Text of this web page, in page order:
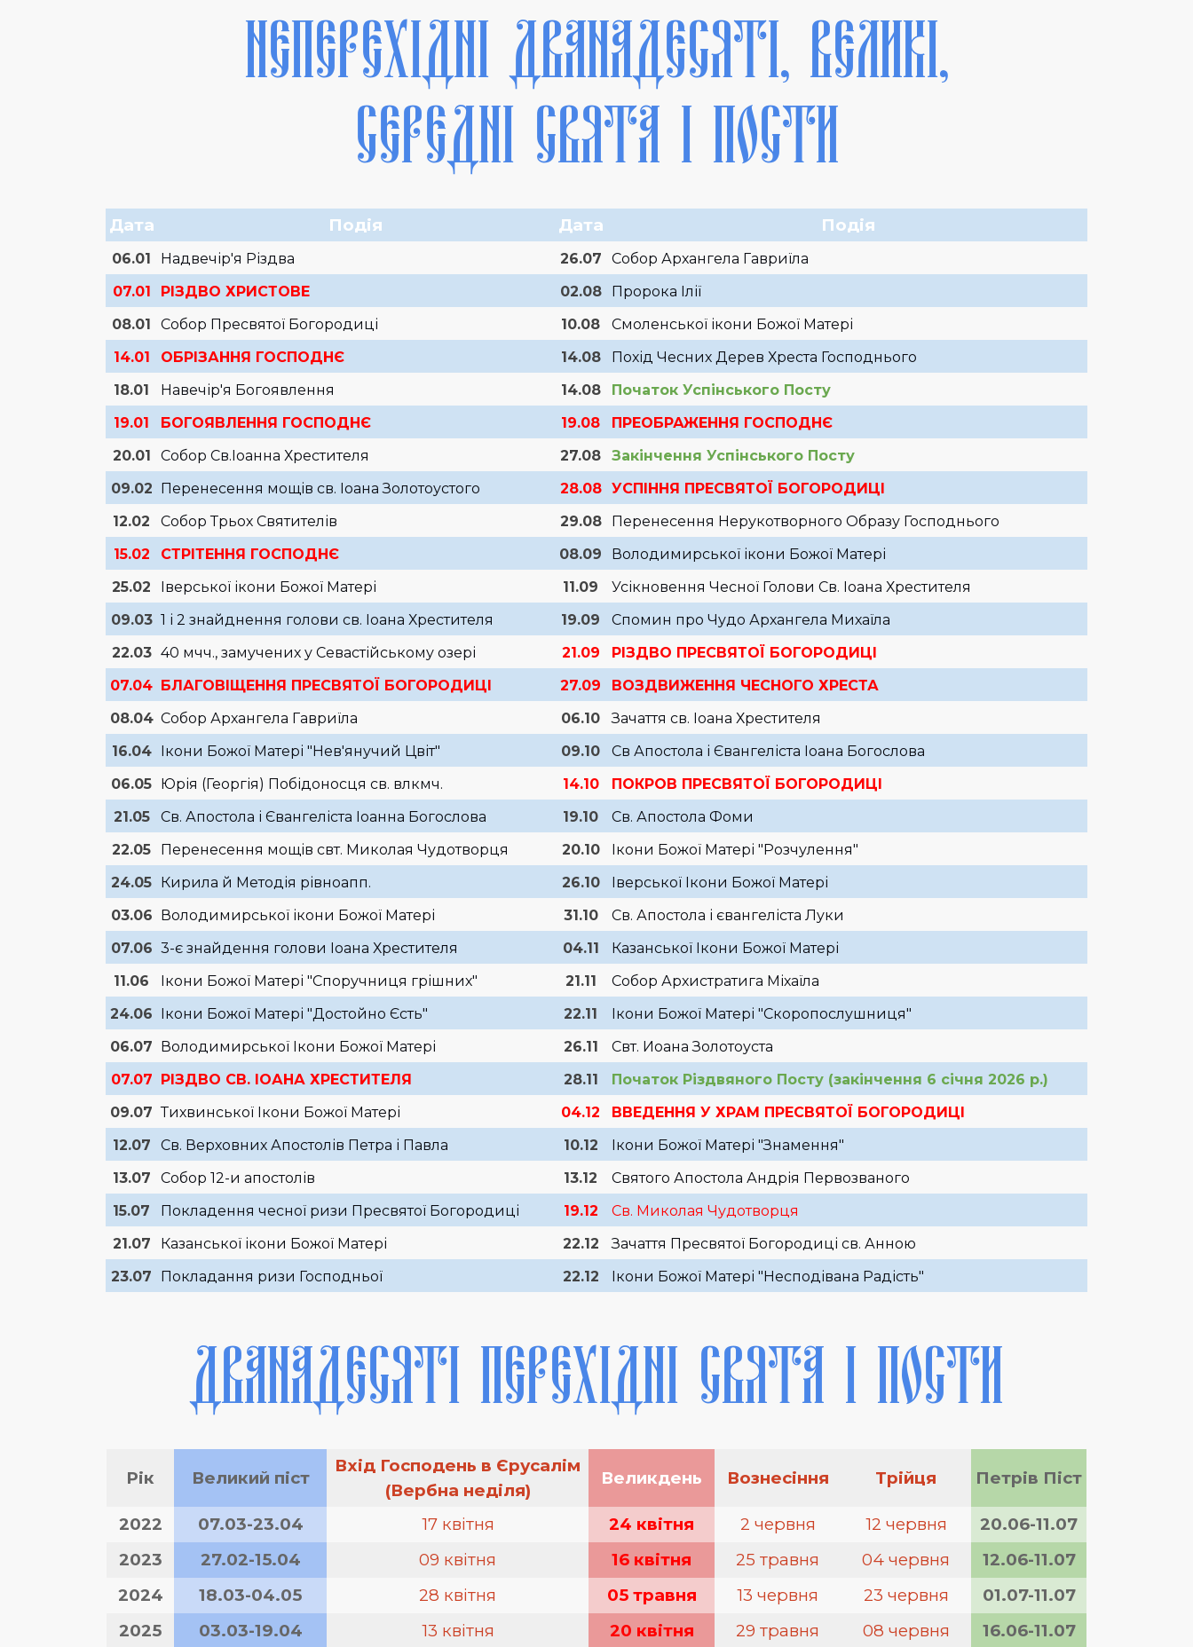
НЕПЕРЕХІДНІ ДВАНАДЕСЯТІ, ВЕЛИКІ,
СЕРЕДНІ СВЯТА І ПОСТИ
Дата Подія Дата Подія
06.01 Надвечір'я Різдва 26.07
Собор Архангела Гавриїла
07.01
РІЗДВО ХРИСТОВЕ 02.08
Пророка Ілії
08.01
Собор Пресвятої Богородиці 10.08
Смоленської ікони Божої Матері
14.01
ОБРІЗАННЯ ГОСПОДНЄ 14.08
Похід Чесних Дерев Хреста Господнього
18.01
Навечір'я Богоявлення 14.08
Початок Успінського Посту
19.01
БОГОЯВЛЕННЯ ГОСПОДНЄ 19.08
ПРЕОБРАЖЕННЯ ГОСПОДНЄ
20.01
Собор Св.Іоанна Хрестителя 27.08
Закінчення Успінського Посту
09.02 Перенесення мощів св. Іоана Золотоустого 28.08
УСПІННЯ ПРЕСВЯТОЇ БОГОРОДИЦІ
12.02
Собор Трьох Святителів 29.08
Перенесення Нерукотворного Образу Господнього
15.02
СТРІТЕННЯ ГОСПОДНЄ 08.09
Володимирської ікони Божої Матері
25.02
Іверської ікони Божої Матері 11.09
Усікновення Чесної Голови Св. Іоана Хрестителя
09.03 1 і 2 знайднення голови св. Іоана Хрестителя 19.09
Спомин про Чудо Архангела Михаїла
22.03 40 мчч., замучених у Севастійському озері 21.09
РІЗДВО ПРЕСВЯТОЇ БОГОРОДИЦІ
07.04 БЛАГОВІЩЕННЯ ПРЕСВЯТОЇ БОГОРОДИЦІ 27.09
ВОЗДВИЖЕННЯ ЧЕСНОГО ХРЕСТА
08.04 Собор Архангела Гавриїла 06.10
Зачаття св. Іоана Хрестителя
16.04
Ікони Божої Матері "Нев'янучий Цвіт" 09.10
Св Апостола і Євангеліста Іоана Богослова
06.05 Юрія (Георгія) Побідоносця св. влкмч. 14.10
ПОКРОВ ПРЕСВЯТОЇ БОГОРОДИЦІ
21.05
Св. Апостола і Євангеліста Іоанна Богослова 19.10
Св. Апостола Фоми
22.05
Перенесення мощів свт. Миколая Чудотворця 20.10
Ікони Божої Матері "Розчулення"
24.05 Кирила й Методія рівноапп. 26.10
Іверської Ікони Божої Матері
03.06 Володимирської ікони Божої Матері 31.10
Св. Апостола і євангеліста Луки
07.06 3-є знайдення голови Іоана Хрестителя 04.11
Казанської Ікони Божої Матері
11.06
Ікони Божої Матері "Споручниця грішних" 21.11
Собор Архистратига Міхаїла
24.06 Ікони Божої Матері "Достойно Єсть" 22.11
Ікони Божої Матері "Скоропослушниця"
06.07 Володимирської Ікони Божої Матері 26.11
Свт. Иоана Золотоуста
07.07 РІЗДВО СВ. ІОАНА ХРЕСТИТЕЛЯ 28.11
Початок Різдвяного Посту (закінчення 6 січня 2026 р.)
09.07 Тихвинської Ікони Божої Матері 04.12
ВВЕДЕННЯ У ХРАМ ПРЕСВЯТОЇ БОГОРОДИЦІ
12.07
Св. Верховних Апостолів Петра і Павла 10.12
Ікони Божої Матері "Знамення"
13.07
Собор 12-и апостолів 13.12
Святого Апостола Андрія Первозваного
15.07
Покладення чесної ризи Пресвятої Богородиці 19.12
Св. Миколая Чудотворця
21.07
Казанської ікони Божої Матері 22.12
Зачаття Пресвятої Богородиці св. Анною
23.07
Покладання ризи Господньої 22.12 Ікони Божої Матері "Несподівана Радість"
ДВАНАДЕСЯТІ ПЕРЕХІДНІ СВЯТА І ПОСТИ
Рік Великий піст
Вхід Господень в Єрусалім
(Вербна неділя)
Великдень Вознесіння Трійця Петрів Піст
2022 07.03-23.04 17 квітня 24 квітня 2 червня 12 червня
20.06-11.07
2023
27.02-15.04 09 квітня 16 квітня 25 травня 04 червня
12.06-11.07
2024
18.03-04.05 28 квітня 05 травня 13 червня 23 червня
01.07-11.07
2025
03.03-19.04 13 квітня 20 квітня 29 травня 08 червня 16.06-11.07